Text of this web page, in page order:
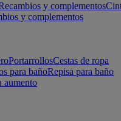
y complementos
y complementos
PortarrollosCestas de ropa
para bañoRepisa para baño
aumento